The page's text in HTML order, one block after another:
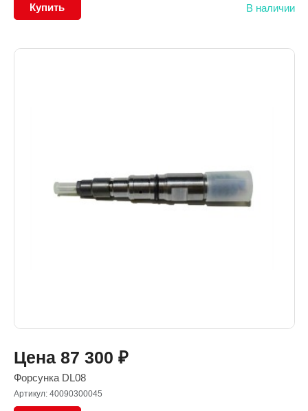
Купить В наличии
Цена 87 300 ₽
Форсунка DL08
Артикул: 40090300045